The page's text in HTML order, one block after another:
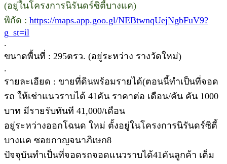
(อยู่ในโครงการนิรันดร์ซิตี้บางแค)
พิกัด : https://maps.app.goo.gl/NEBtwnqUejNgbFuV9?
g_st=il
.
ขนาดพื้นที่ : 295ตรว. (อยู่ระหว่าง รางวัดใหม่)
.
รายละเอียด : ขายที่ดินพร้อมรายได้(ตอนนี้ทำเป็นที่จอด
รถ ให้เช่าแนวราบได้ 41คัน ราคาต่อ เดือน/คัน คัน 1000
บาท มีรายรับทันที 41,000/เดือน
อยู่ระหว่างออกโฉนด ใหม่ ตั้งอยู่ในโครงการนิรันดร์ซิตี้
บางแค ซอยกาญจนาภิเษก8
ปัจจุบันทำเป็นที่จอดรถจอดแนวราบได้41คันลูกค้า เต็ม